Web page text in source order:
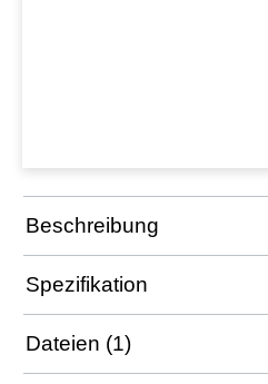
Beschreibung
Spezifikation
Dateien (1)